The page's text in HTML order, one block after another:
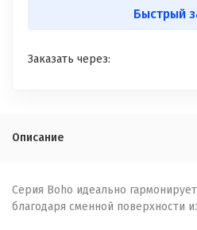
Быстрый
Заказать через:
Описание
Серия Boho идеально
благодаря сменной поверхности